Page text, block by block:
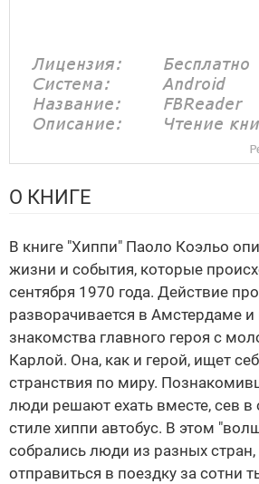
О КНИГЕ
В книге "Хиппи" Паоло Коэльо
жизни и события, которые
сентября 1970 года. Действие
разворачивается в Амстердаме и
знакомства главного героя с
Карлой. Она, как и герой, ищет
странствия по миру.
люди решают ехать вместе, сев
стиле хиппи автобус. В этом
собрались люди из разных стран,
отправиться в поездку за сотни